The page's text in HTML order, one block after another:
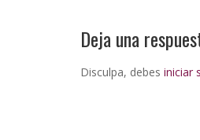
Deja una
Disculpa, debes iniciar